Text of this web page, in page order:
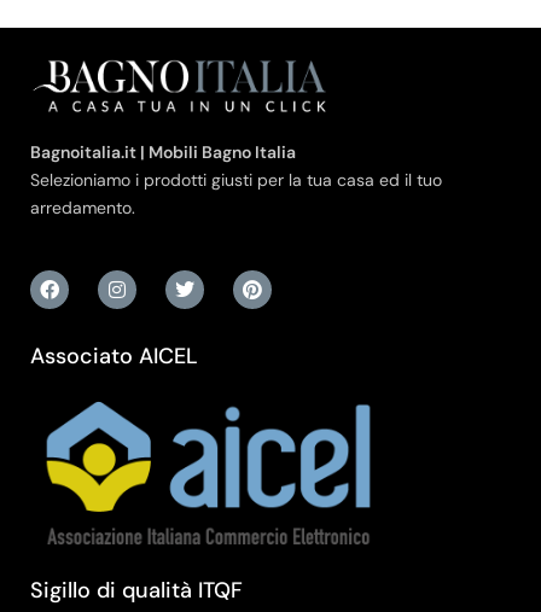
Bagnoitalia.it | Mobili Bagno Italia
Selezioniamo i prodotti giusti per la tua casa ed il tuo
arredamento.
Associato AICEL
Sigillo di qualità ITQF